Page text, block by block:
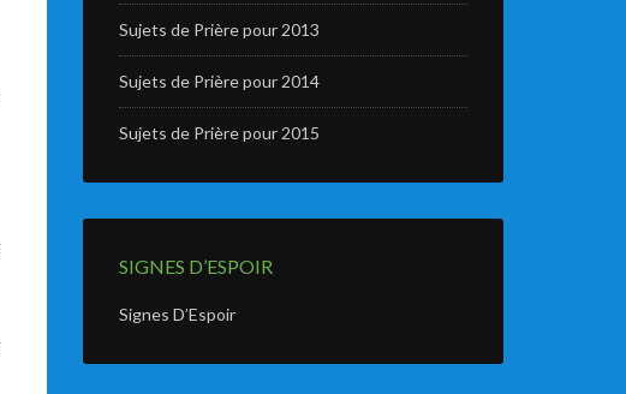
Sujets de Prière pour 2013
Sujets de Prière pour 2014
Sujets de Prière pour 2015
SIGNES D’ESPOIR
Signes D’Espoir